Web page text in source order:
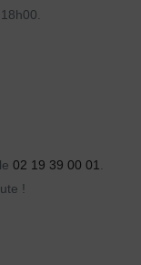
02 19 39 00 01.
!